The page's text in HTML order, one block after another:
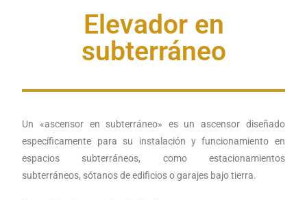
Elevador en
subterráneo
Un «ascensor en subterráneo» es un ascensor diseñado
específicamente para su instalación y funcionamiento en
espacios subterráneos, como estacionamientos
subterráneos, sótanos de edificios o garajes bajo tierra.